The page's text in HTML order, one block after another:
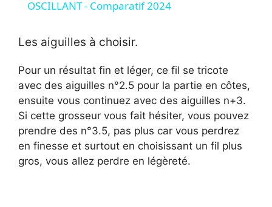
a
y
V
i
d
OSCILLANT - Comparatif 2024
Les aiguilles à choisir.
Pour un résultat fin et léger, ce fil se tricote
avec des aiguilles n°2.5 pour la partie en côtes,
ensuite vous continuez avec des aiguilles n+3.
Si cette grosseur vous fait hésiter, vous pouvez
prendre des n°3.5, pas plus car vous perdrez
en finesse et surtout en choisissant un fil plus
gros, vous allez perdre en légèreté.